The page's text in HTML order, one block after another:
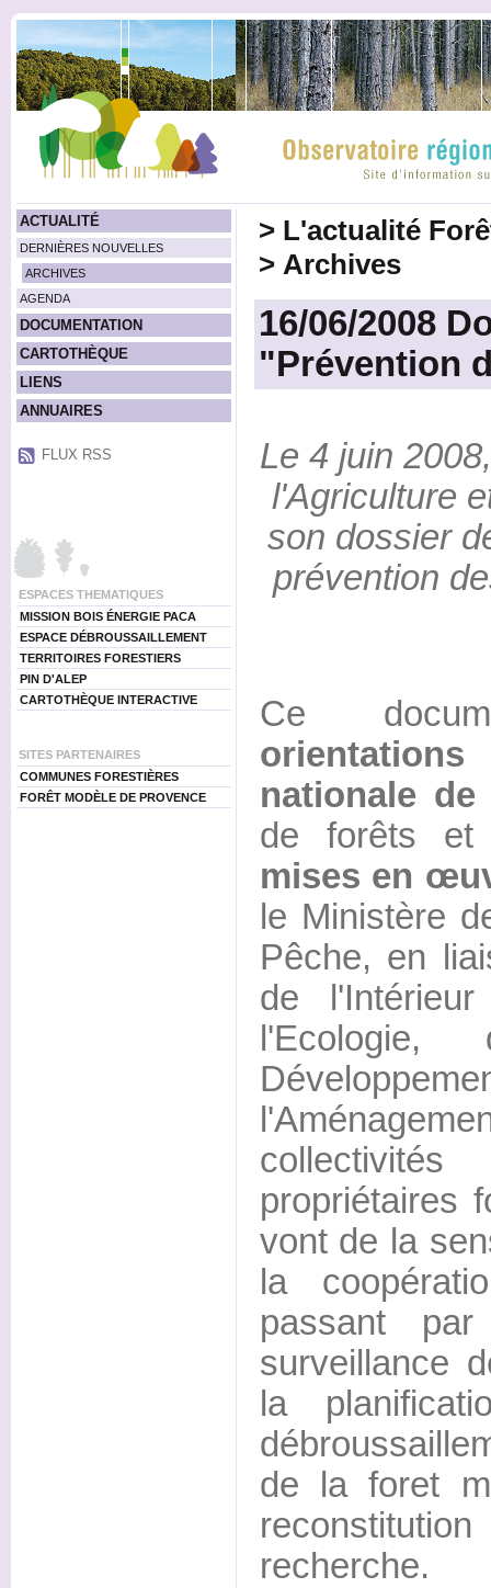
ACTUALITÉ
DERNIÈRES NOUVELLES
ARCHIVES
AGENDA
DOCUMENTATION
CARTOTHÈQUE
LIENS
ANNUAIRES
FLUX RSS
ESPACES THEMATIQUES
MISSION BOIS ÉNERGIE PACA
ESPACE DÉBROUSSAILLEMENT
TERRITOIRES FORESTIERS
PIN D'ALEP
CARTOTHÈQUE INTERACTIVE
SITES PARTENAIRES
COMMUNES FORESTIÈRES
FORÊT MODÈLE DE PROVENCE
> L'actualité
> Archives
16/06/2008
"Prévention
Le 4 juin
l'Agriculture
son dossier
prévention
Ce
nationale
de forêts
mises en
le Ministère
Pêche, en
de
propriétaires
vont de la
la
passant
surveillance
la
de la foret
recherche.